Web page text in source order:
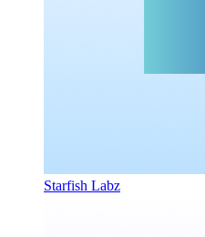
Starfish Labz